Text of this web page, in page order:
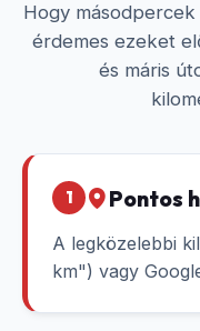
Hogy
érdemes ezeket
és máris
1 Pontos
A legközelebbi
km") vagy